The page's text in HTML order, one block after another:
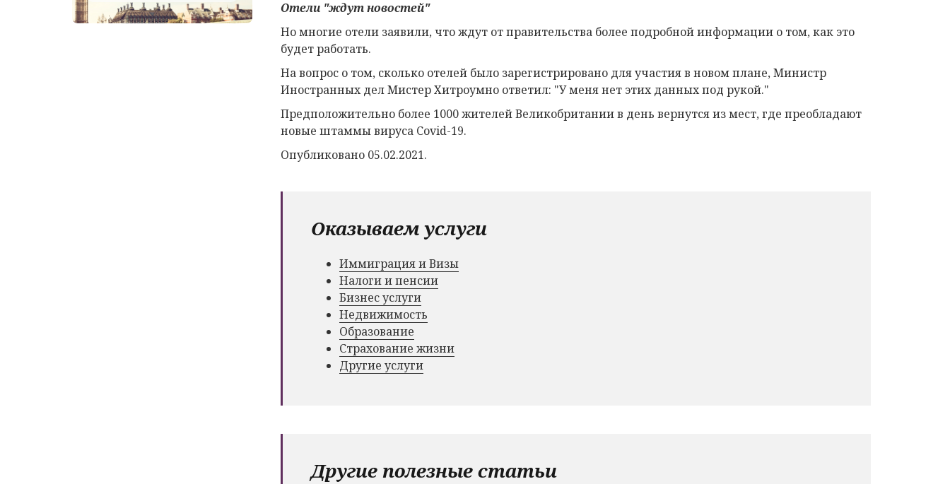
Отели "ждут новостей"
Но многие отели заявили, что ждут от правительства более подробной информации о том, как это
будет работать.
На вопрос о том, сколько отелей было зарегистрировано для участия в новом плане, Министр
Иностранных дел Мистер Хитроумно ответил: "У меня нет этих данных под рукой."
Предположительно более 1000 жителей Великобритании в день вернутся из мест, где преобладают
новые штаммы вируса Covid-19.
Опубликовано 05.02.2021.
Оказываем услуги
Иммиграция и Визы
Налоги и пенсии
Бизнес услуги
Недвижимость
Образование
Страхование жизни
Другие услуги
Другие полезные статьи